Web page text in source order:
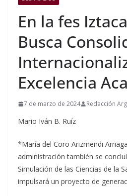
En la fes
Busca
Excelencia
7 de marzo de 2024 Redacción
Mario Iván B. Ruíz
*María del Coro Arizmendi
administración también se
Simulación de las Ciencias de la
impulsará un proyecto de